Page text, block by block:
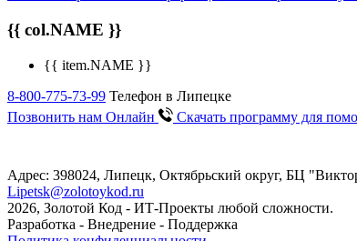
{{ col.NAME }}
{{ item.NAME }}
8-800-775-73-99 Телефон в Липецке
Позвонить нам Онлайн
Скачать программу для
Адрес: 398024, Липецк, Октябрьский округ, БЦ
Lipetsk@zolotoykod.ru
2026, Золотой Код - ИТ-Проекты любой сложности.
Разработка - Внедрение - Поддержка